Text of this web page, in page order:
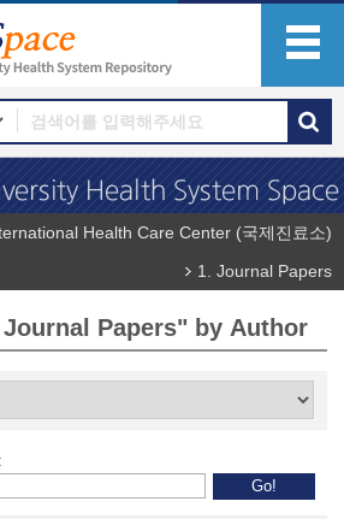
Health Care Center (국제진료소)
1. Journal Papers
Papers" by Author